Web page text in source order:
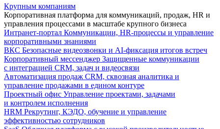
Крупным компаниям
Корпоративная платформа для коммуникаций, продаж, HR и
управления процессами в масштабе крупного бизнеса
Интранет-портал Коммуникации, HR-процессы и управление
корпоративными знаниями
ВКС Безопасные видеозвонки и AI-фиксация итогов встреч
Корпоративный мессенджер Защищенные коммуникации
с интеграцией CRM, задач и видеосвязи
Автоматизация продаж CRM, сквозная аналитика и
управление продажами в едином контуре
Проектный офис Управление проектами, задачами
и контролем исполнения
HRM Рекрутинг, КЭДО, обучение и управление
эффективностью сотрудников